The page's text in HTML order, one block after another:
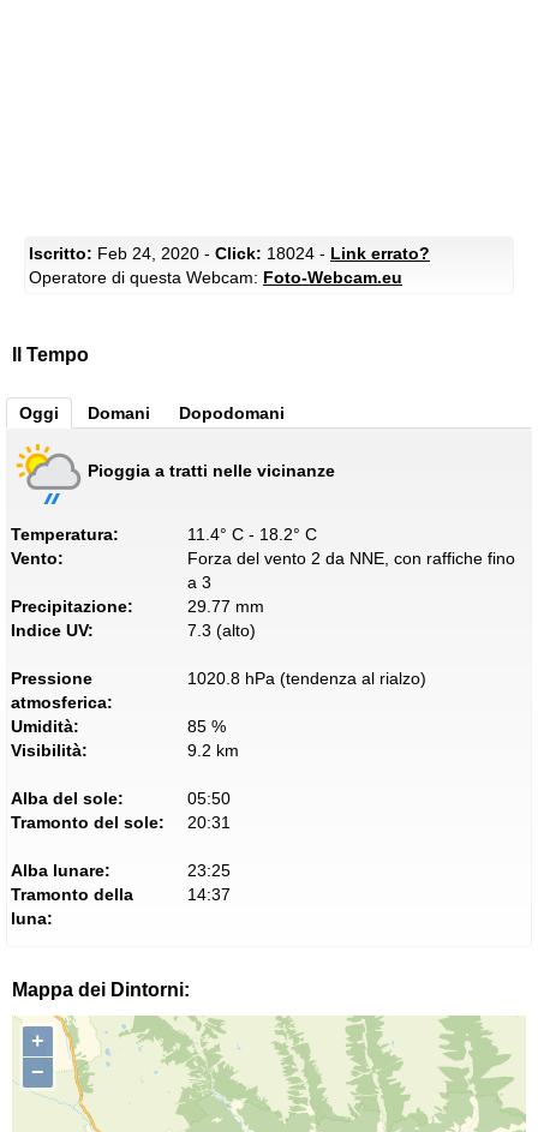
Iscritto: Feb 24, 2020 - Click: 18024 - Link errato?
Operatore di questa Webcam: Foto-Webcam.eu
Il Tempo
Oggi Domani Dopodomani
Pioggia a tratti nelle vicinanze
Temperatura:
11.4° C - 18.2° C
Vento:
Forza del vento 2 da NNE, con raffiche fino
a 3
Precipitazione:
29.77 mm
Indice UV:
7.3 (alto)
Pressione
atmosferica:
1020.8 hPa (tendenza al rialzo)
Umidità:
85 %
Visibilità:
9.2 km
Alba del sole:
05:50
Tramonto del sole:
20:31
Alba lunare:
23:25
Tramonto della
luna:
14:37
Mappa dei Dintorni:
+
−